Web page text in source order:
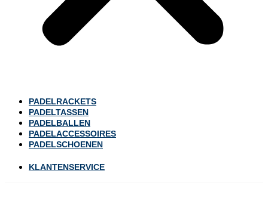
PADELRACKETS
PADELTASSEN
PADELBALLEN
PADELACCESSOIRES
PADELSCHOENEN
KLANTENSERVICE